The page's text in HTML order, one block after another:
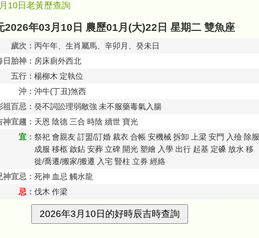
10日老黃歷查詢
2026年03月10日 農歷01月(大)22日 星期二 雙魚座
歲次： 丙午年、生肖屬馬、辛卯月、癸未日
日胎神： 房床廁外西北
五行： 楊柳木 定執位
沖： 沖牛(丁丑)煞西
祖百忌： 癸不詞訟理弱敵強 未不服藥毒氣入腸
神宜趨： 天恩 陰德 三合 時陰 續世 寶光
宜： 祭祀 會親友 訂盟/訂婚 裁衣 合帳 安機械 拆卸 上梁 安門 入殮 除服
成服 移柩 啟鉆 安葬 立碑 開光 塑繪 入學 出行 起基 定磉 放水 移
徙/喬遷/搬家/搬遷 入宅 豎柱 立券 經絡
神宜忌： 死神 血忌 觸水龍
忌 ： 伐木 作梁